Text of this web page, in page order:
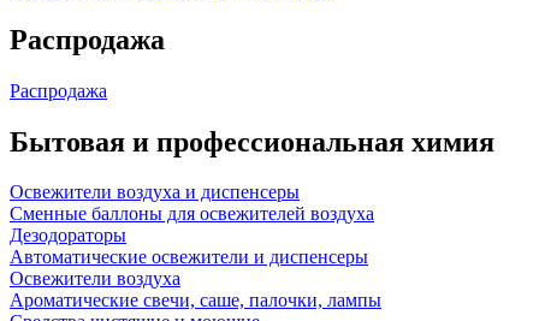
Распродажа
Распродажа
Бытовая и профессиональная химия
Освежители воздуха и диспенсеры
Сменные баллоны для освежителей воздуха
Дезодораторы
Автоматические освежители и диспенсеры
Освежители воздуха
Ароматические свечи, саше, палочки, лампы